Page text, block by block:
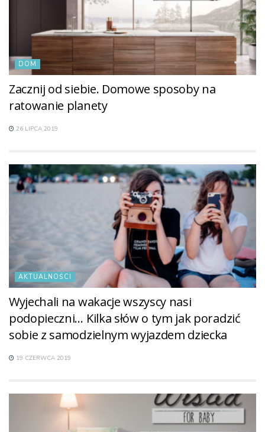
DOM
Zacznij od siebie. Domowe sposoby na
ratowanie planety
26 LIPCA 2019
AKTUALNOŚCI
Wyjechali na wakacje wszyscy nasi
podopieczni… Kilka słów o tym jak poradzić
sobie z samodzielnym wyjazdem dziecka
19 CZERWCA 2019